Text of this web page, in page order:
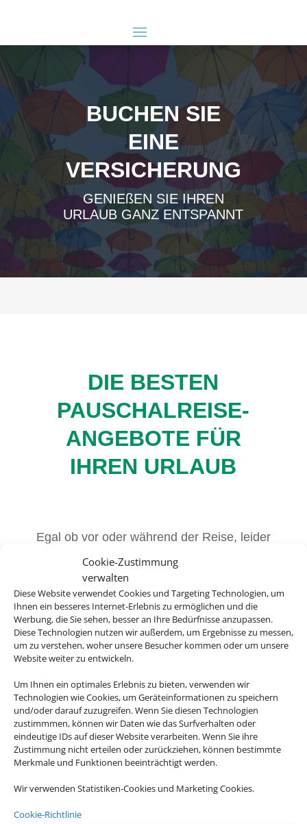
Cookie-Zustimmung
verwalten
Diese Website verwendet Cookies und Targeting Technologien, um
Ihnen ein besseres Internet-Erlebnis zu ermöglichen und die
Werbung, die Sie sehen, besser an Ihre Bedürfnisse anzupassen.
Diese Technologien nutzen wir außerdem, um Ergebnisse zu messen,
um zu verstehen, woher unsere Besucher kommen oder um unsere
Website weiter zu entwickeln.
Um Ihnen ein optimales Erlebnis zu bieten, verwenden wir
Technologien wie Cookies, um Geräteinformationen zu speichern
und/oder darauf zuzugreifen. Wenn Sie diesen Technologien
zustimmmen, können wir Daten wie das Surfverhalten oder
eindeutige IDs auf dieser Website verarbeiten. Wenn Sie ihre
Zustimmung nicht erteilen oder zurückziehen, können bestimmte
Merkmale und Funktionen beeinträchtigt werden.
Wir verwenden Statistiken-Cookies und Marketing Cookies.
Cookie-Richtlinie
BUCHEN SIE
EINE
VERSICHERUNG
GENIEßEN SIE IHREN
URLAUB GANZ ENTSPANNT
DIE BESTEN
PAUSCHALREISE-
ANGEBOTE FÜR
IHREN URLAUB
Egal ob vor oder während der Reise, leider
von einer Reise zurücktreten oder sie
abbrechen muss. Bei uns finden Sie die
passenden Versicherungen für jede
Eventualität.
Für eine detaillierte Beratung zu Ihrer
uns.
